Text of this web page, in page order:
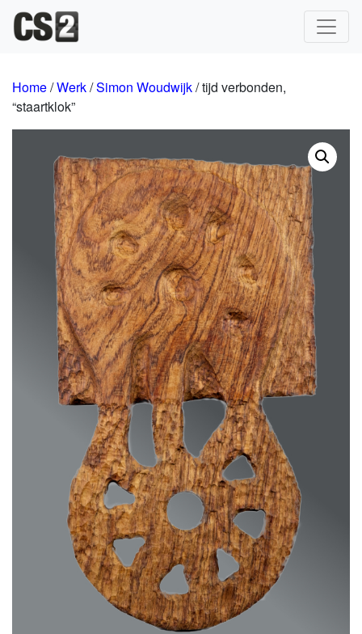
Hoofdnavigatie
Home/Werk/Simon Woudwijk/ tijd verbonden,
“staartklok”